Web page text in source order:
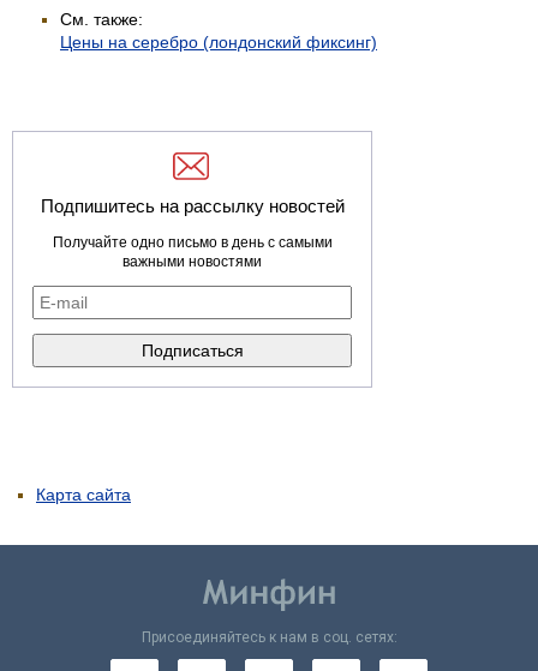
См. также:
Цены на серебро (лондонский фиксинг)
Подпишитесь на рассылку новостей
Получайте одно письмо в день с самыми
важными новостями
Карта сайта
Присоединяйтесь к нам в соц. сетях: